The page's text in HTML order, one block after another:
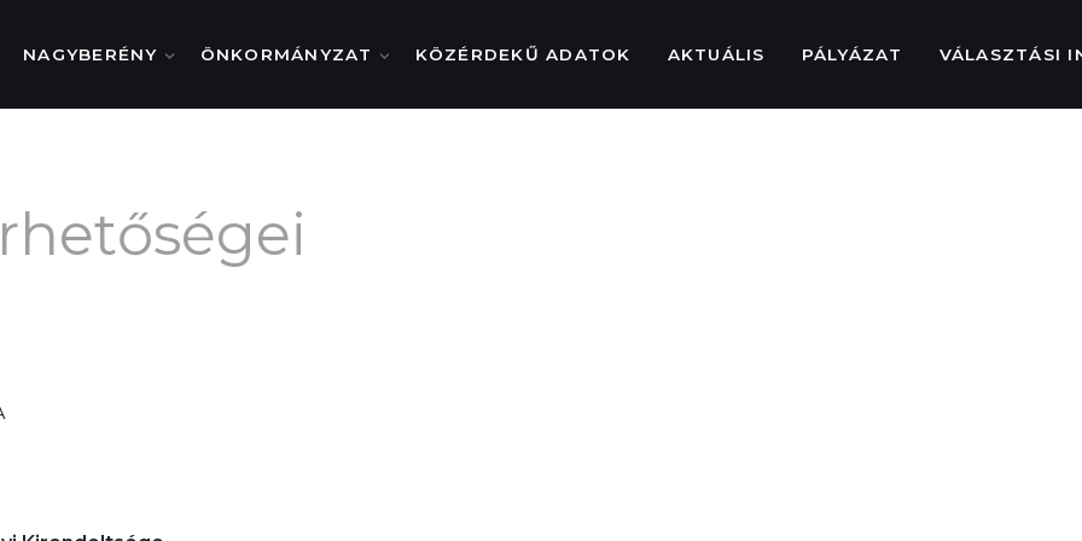
NAGYBERÉNY ÖNKORMÁNYZAT KÖZÉRDEKŰ ADATOK AKTUÁLIS PÁLYÁZAT VÁLASZTÁSI